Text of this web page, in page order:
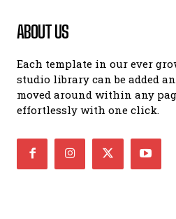
ABOUT US
Each template in our ever
studio library can be added
moved around within any
effortlessly with one click.